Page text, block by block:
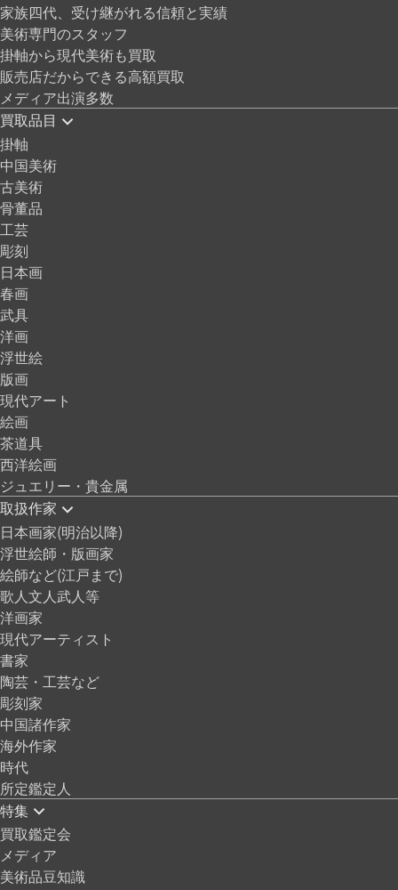
家族四代、受け継がれる信頼と実績
美術専門のスタッフ
掛軸から現代美術も買取
販売店だからできる高額買取
メディア出演多数
買取品目
掛軸
中国美術
古美術
骨董品
工芸
彫刻
日本画
春画
武具
洋画
浮世絵
版画
現代アート
絵画
茶道具
西洋絵画
ジュエリー・貴金属
取扱作家
日本画家(明治以降)
浮世絵師・版画家
絵師など(江戸まで)
歌人文人武人等
洋画家
現代アーティスト
書家
陶芸・工芸など
彫刻家
中国諸作家
海外作家
時代
所定鑑定人
特集
買取鑑定会
メディア
美術品豆知識